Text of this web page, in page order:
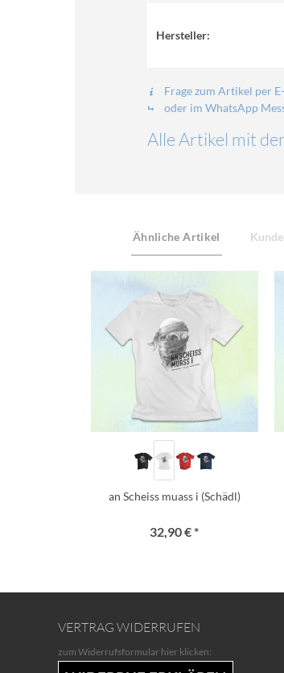
Hersteller:
Frage zum Artikel per
oder im WhatsApp
Alle Artikel mit
Ähnliche Artikel
an Scheiss muass i (Schädl)
32,90 € *
VERTRAG WIDERRUFEN
zum Widerrufsformular hier klicken: